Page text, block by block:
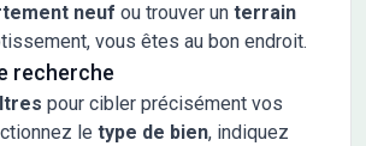
neuf ou trouver un terrain
vous êtes au bon endroit.
recherche
pour cibler précisément vos
le type de bien, indiquez